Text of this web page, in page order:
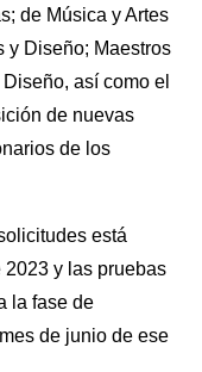
de Música y Artes
y Diseño; Maestros
así como el
de nuevas
de los
está
2023 y las pruebas
la fase de
de junio de ese